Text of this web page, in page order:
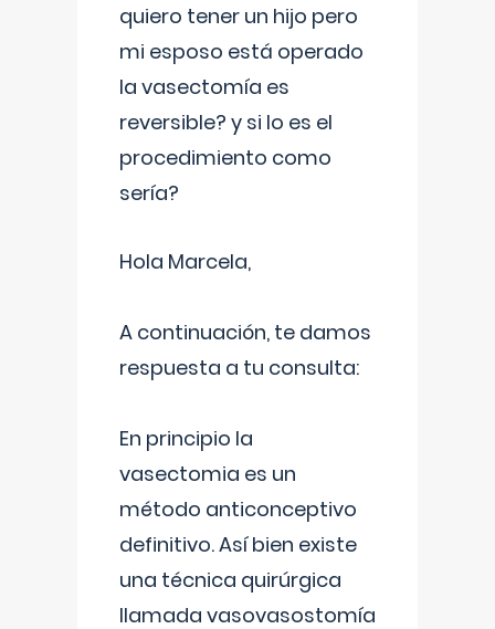
quiero tener un hijo pero
mi esposo está operado
la vasectomía es
reversible? y si lo es el
procedimiento como
sería?
Hola Marcela,
A continuación, te damos
respuesta a tu consulta:
En principio la
vasectomia es un
método anticonceptivo
definitivo. Así bien existe
una técnica quirúrgica
llamada vasovasostomía